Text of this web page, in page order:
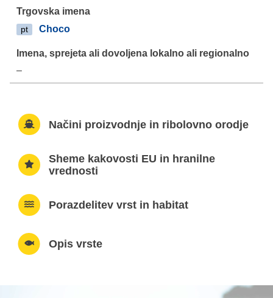
pt Choco
–
Načini proizvodnje in ribolovno orodje
Sheme kakovosti EU in hranilne
vrednosti
Porazdelitev vrst in habitat
Opis vrste